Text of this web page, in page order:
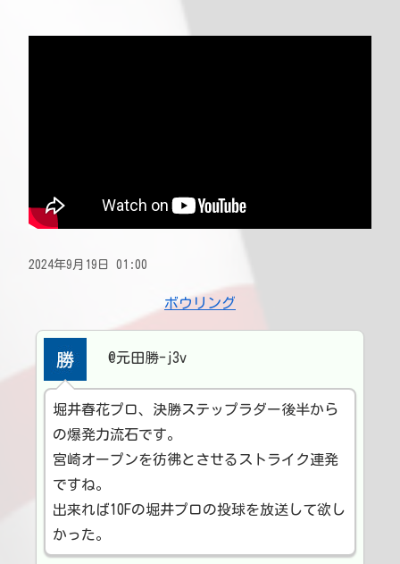
2024年9月19日 01:00
ボウリング
@元田勝-j3v
堀井春花プロ、決勝ステップラダー後半から
の爆発力流石です。
宮崎オープンを彷彿とさせるストライク連発
ですね。
出来れば10Fの堀井プロの投球を放送して欲し
かった。